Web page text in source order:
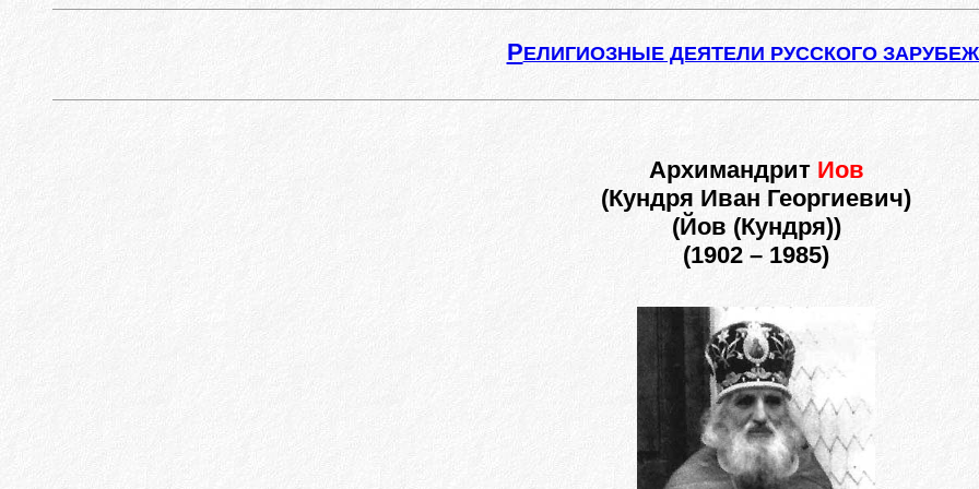
РЕЛИГИОЗНЫЕ ДЕЯТЕЛИ РУССКОГО
Архимандрит Иов
(Кундря Иван Георгиевич)
(Йов (Кундря))
(1902 – 1985)